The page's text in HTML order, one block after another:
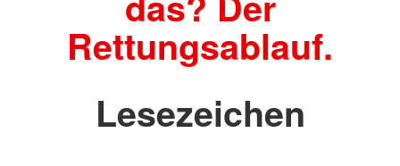
Rettungsablauf.
Lesezeichen